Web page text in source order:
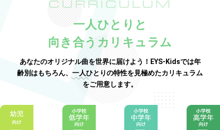
CURRICULUM
一人ひとりと
向き合うカリキュラム
あなたのオリジナル曲を世界に届けよう！EYS-Kidsでは年
齢別はもちろん、一人ひとりの特性を見極めたカリキュラム
をご用意します。